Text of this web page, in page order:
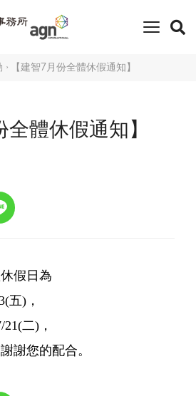
toggle
【建智7月份全體休假通知】
全體休假通知】
假日為
五)，
/21(二)，
謝您的配合。